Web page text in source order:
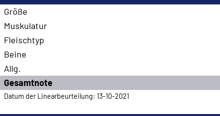
Größe
Muskulatur
Fleischtyp
Beine
Allg.
Gesamtnote
Datum der Linearbeurteilung: 13-10-2021